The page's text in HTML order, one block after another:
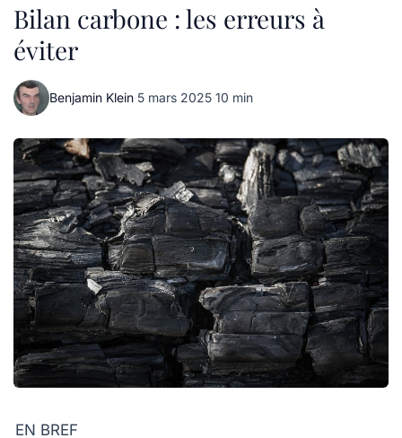
Bilan carbone : les erreurs à
éviter
Benjamin Klein·5 mars 2025·10 min
EN BREF